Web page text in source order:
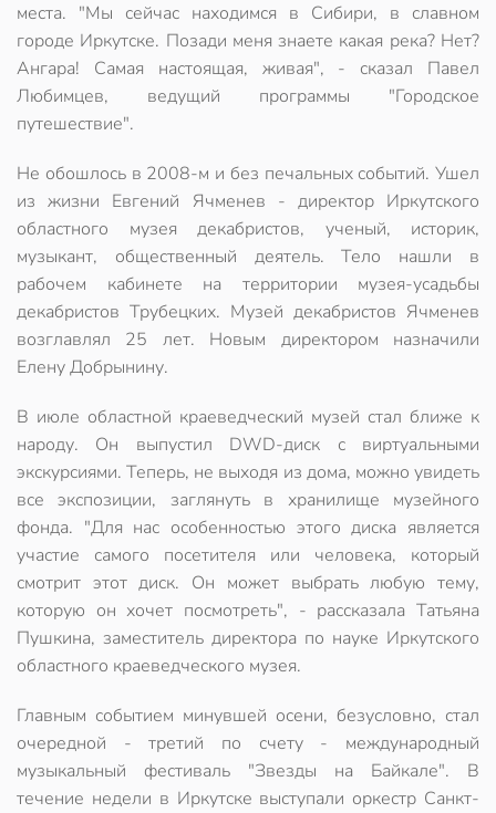
места. "Мы сейчас находимся в Сибири, в славном
городе Иркутске. Позади меня знаете какая река? Нет?
Ангара! Самая настоящая, живая", - сказал Павел
Любимцев, ведущий программы "Городское
путешествие".
Не обошлось в 2008-м и без печальных событий. Ушел
из жизни Евгений Ячменев - директор Иркутского
областного музея декабристов, ученый, историк,
музыкант, общественный деятель. Тело нашли в
рабочем кабинете на территории музея-усадьбы
декабристов Трубецких. Музей декабристов Ячменев
возглавлял 25 лет. Новым директором назначили
Елену Добрынину.
В июле областной краеведческий музей стал ближе к
народу. Он выпустил DWD-диск с виртуальными
экскурсиями. Теперь, не выходя из дома, можно увидеть
все экспозиции, заглянуть в хранилище музейного
фонда. "Для нас особенностью этого диска является
участие самого посетителя или человека, который
смотрит этот диск. Он может выбрать любую тему,
которую он хочет посмотреть", - рассказала Татьяна
Пушкина, заместитель директора по науке Иркутского
областного краеведческого музея.
Главным событием минувшей осени, безусловно, стал
очередной - третий по счету - международный
музыкальный фестиваль "Звезды на Байкале". В
течение недели в Иркутске выступали оркестр Санкт-